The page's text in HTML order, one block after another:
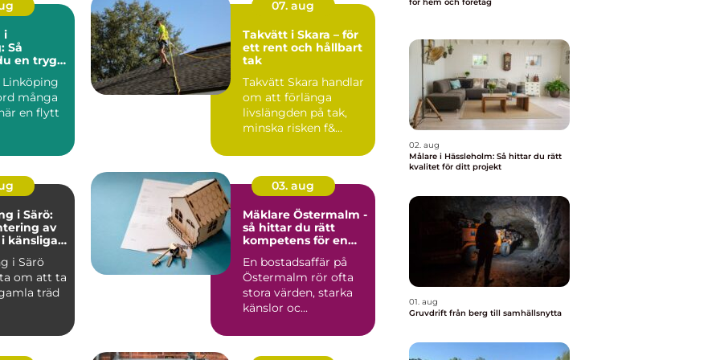
i
Så
en trygg
många
en flytt
07. aug
Takvätt i Skara – för
ett rent och hållbart
tak
Takvätt Skara handlar
om att förlänga
livslängden på tak,
minska risken f&...
i Särö:
av
känsliga
i Särö
om att ta
träd
03. aug
Mäklare Östermalm -
så hittar du rätt
kompetens för en
En bostadsaffär på
Östermalm rör ofta
stora värden, starka
känslor oc...
02. aug
Målare i Hässleholm: Så hittar du rätt
kvalitet för ditt projekt
01. aug
Gruvdrift från berg till samhällsnytta